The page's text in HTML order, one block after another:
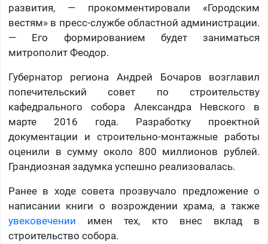
развития, — прокомментировали «Городским
вестям» в пресс-службе областной администрации.
— Его формированием будет заниматься
митрополит Феодор.
Губернатор региона Андрей Бочаров возглавил
попечительский совет по строительству
кафедрального собора Александра Невского в
марте 2016 года. Разработку проектной
документации и строительно-монтажные работы
оценили в сумму около 800 миллионов рублей.
Грандиозная задумка успешно реализовалась.
Ранее в ходе совета прозвучало предложение о
написании книги о возрождении храма, а также
увековечении имен тех, кто внес вклад в
строительство собора.